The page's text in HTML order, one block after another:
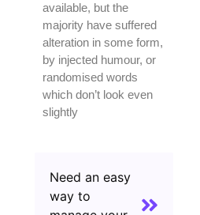
available, but the
majority have suffered
alteration in some form,
by injected humour, or
randomised words
which don’t look even
slightly
Need an easy
way to